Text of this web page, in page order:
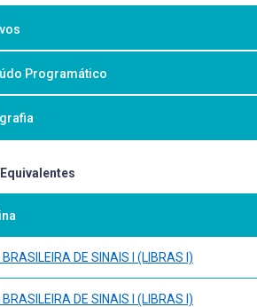
Programático
Básica:
BRASILEIRA DE SINAIS I (LIBRAS I)
BRASILEIRA DE SINAIS I (LIBRAS I)